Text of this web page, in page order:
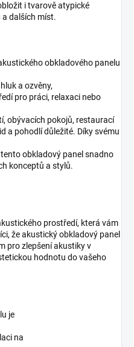
i tvarově atypické
dalších míst.
obkladového panelu
a ozvěny,
pro práci, relaxaci nebo
obývacích pokojů, restaurací
a pohodlí důležité. Díky svému
obkladový panel snadno
konceptů a stylů.
prostředí, která vám
že akustický obkladový panel
pro zlepšení akustiky v
hodnotu do vašeho
je
na